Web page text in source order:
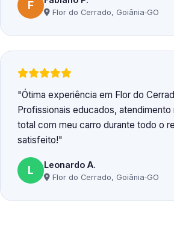
F
Flor do Cerrado, Goiânia‑GO
Ótima experiência em Flor do
Profissionais educados,
total com meu carro durante todo o
satisfeito!
L Leonardo A.
Flor do Cerrado, Goiânia‑GO